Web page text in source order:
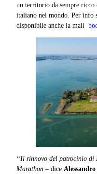
un territorio da sempre
italiano nel mondo. Per info
disponibile anche la mail
“Il rinnovo del patrocinio di
Marathon – dice